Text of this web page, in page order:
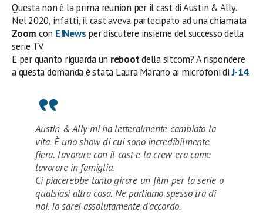
Questa non è la prima reunion per il cast di Austin & Ally.
Nel 2020, infatti, il cast aveva partecipato ad una chiamata
Zoom con E!News per discutere insieme del successo della
serie TV.
E per quanto riguarda un rebootdella sitcom? A rispondere
a questa domanda è stata Laura Marano ai microfoni diJ-14.
Austin & Ally mi ha letteralmente cambiato la
vita. È uno show di cui sono incredibilmente
fiera. Lavorare con il cast e la crew era come
lavorare in famiglia.
Ci piacerebbe tanto girare un film per la serie o
qualsiasi altra cosa. Ne parliamo spesso tra di
noi. Io sarei assolutamente d’accordo.